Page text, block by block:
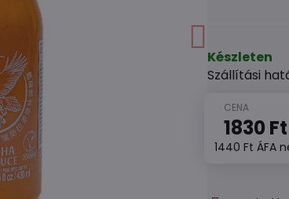
Készleten
Szállítási
1830 Ft
1440 Ft ÁFA